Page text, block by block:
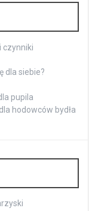
czynniki
dla siebie?
pupila
hodowców bydła